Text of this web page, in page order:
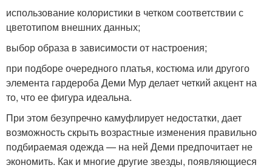
использование колористики в четком соответствии с
цветотипом внешних данных;
выбор образа в зависимости от настроения;
при подборе очередного платья, костюма или другого
элемента гардероба Деми Мур делает четкий акцент на
то, что ее фигура идеальна.
При этом безупречно камуфлирует недостатки, дает
возможность скрыть возрастные изменения правильно
подбираемая одежда — на ней Деми предпочитает не
экономить. Как и многие другие звезды, появляющиеся